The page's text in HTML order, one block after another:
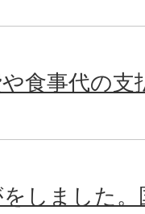
食事代の
しました